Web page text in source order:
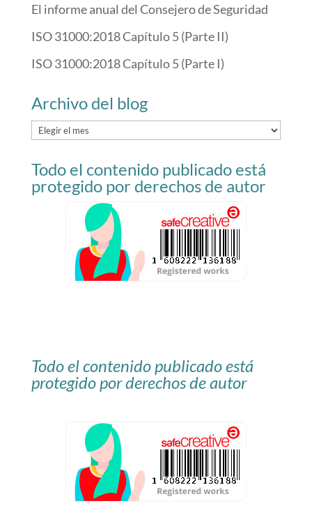
El informe anual del Consejero de Seguridad
ISO 31000:2018 Capítulo 5 (Parte II)
ISO 31000:2018 Capítulo 5 (Parte I)
Archivo del blog
Archivo
blog
Todo el contenido publicado está
protegido por derechos de autor
Todo el contenido publicado está
protegido por derechos de autor